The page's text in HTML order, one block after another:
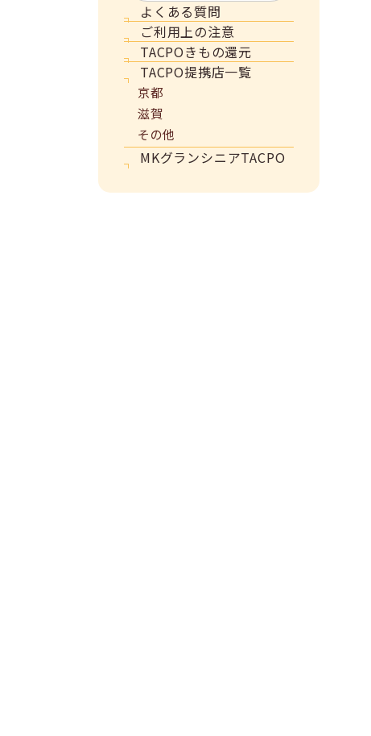
よくある質問
ご利用上の注意
TACPOきもの還元
TACPO提携店一覧
京都
滋賀
その他
MKグランシニアTACPO